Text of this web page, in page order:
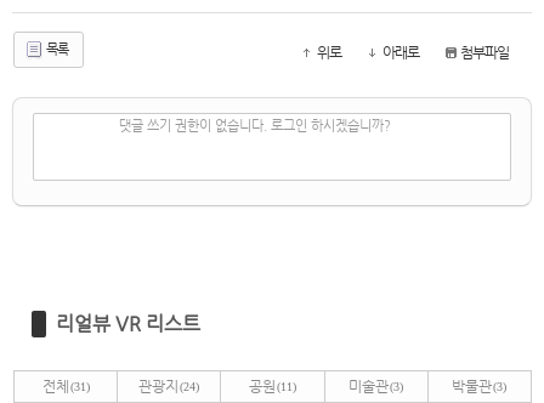
목록 위로 아래로 첨부파일
댓글 쓰기 권한이 없습니다. 로그인 하시겠습니까?
리얼뷰 VR 리스트
전체(31) 관광지 (24) 공원(11) 미술관(3) 박물관(3)